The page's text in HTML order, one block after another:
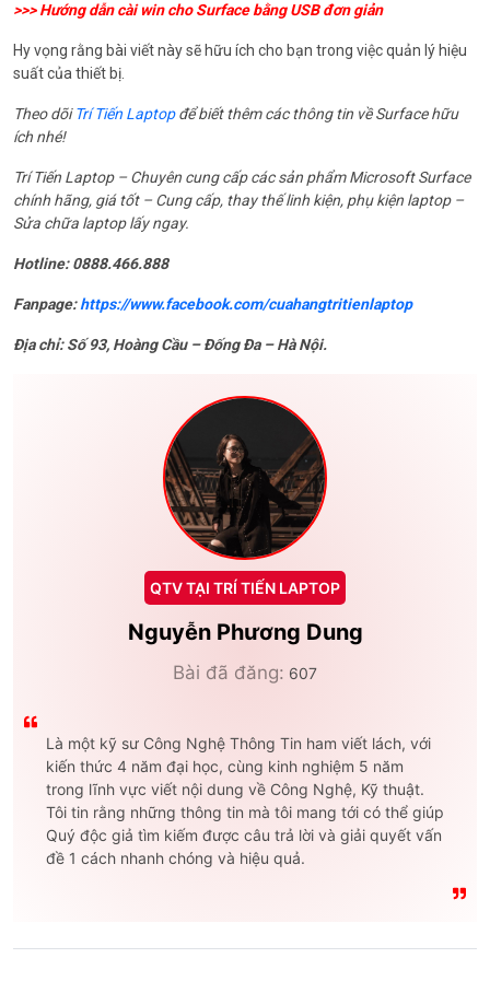
>>>Hướng dẫn cài win cho Surface bằng USB đơn giản
Hy vọng rằng bài viết này sẽ hữu ích cho bạn trong việc quản lý hiệu
suất của thiết bị.
Theo dõiTrí Tiến Laptopđể biết thêm các thông tin về Surface hữu
ích nhé!
Trí Tiến Laptop – Chuyên cung cấp các sản phẩm Microsoft Surface
chính hãng, giá tốt – Cung cấp, thay thế linh kiện, phụ kiện laptop –
Sửa chữa laptop lấy ngay.
Hotline: 0888.466.888
Fanpage:https://www.facebook.com/cuahangtritienlaptop
Địa chỉ: Số 93, Hoàng Cầu – Đống Đa – Hà Nội.
QTV TẠI TRÍ TIẾN LAPTOP
Nguyễn Phương Dung
Bài đã đăng: 607
Là một kỹ sư Công Nghệ Thông Tin ham viết lách, với
kiến thức 4 năm đại học, cùng kinh nghiệm 5 năm
trong lĩnh vực viết nội dung về Công Nghệ, Kỹ thuật.
Tôi tin rằng những thông tin mà tôi mang tới có thể giúp
Quý độc giả tìm kiếm được câu trả lời và giải quyết vấn
đề 1 cách nhanh chóng và hiệu quả.